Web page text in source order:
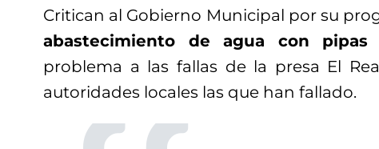
Critican al Gobierno Municipal por su
abastecimiento de agua con pipas
problema a las fallas de la presa El
autoridades locales las que han fallado.